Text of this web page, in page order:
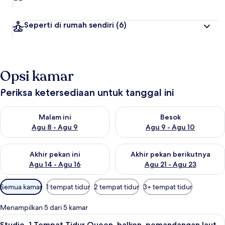
Seperti di rumah sendiri (6)
Opsi kamar
Periksa ketersediaan untuk tanggal ini
Malam ini
Agu 8 - Agu 9
Periksa ketersediaan untuk malam ini Agu 8 - Agu 9
Besok
Agu 9 - Agu 10
Periksa ketersediaan untuk
Akhir pekan ini
Agu 14 - Agu 16
Periksa ketersediaan untuk akhir pekan ini Agu 14 - Agu 16
Akhir pekan berikutnya
Agu 21 - Agu 23
Periksa ketersediaan untuk
Filter
tersedia
untuk
kamar
Semua kamar 1 tempat tidur 2 tempat tidur 3+ tempat tidur
Menampilkan 5 dari 5 kamar
Lihat
Studio, 1 Tempat Tidur Queen,
13